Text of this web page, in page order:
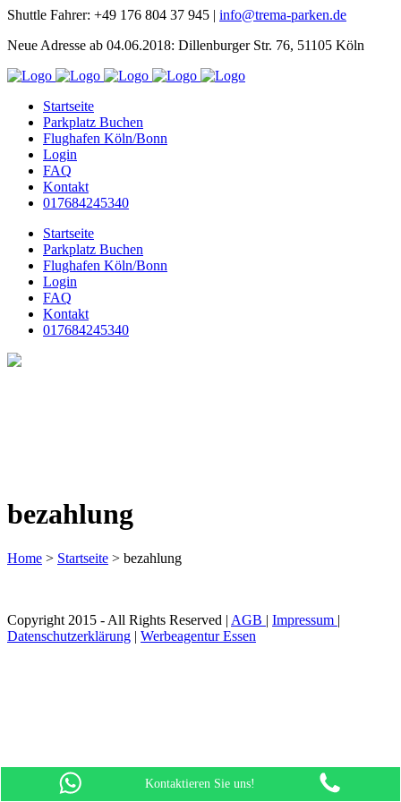
Shuttle Fahrer: +49 176 804 37 945 | info@trema-parken.de
Neue Adresse ab 04.06.2018: Dillenburger Str. 76, 51105 Köln
Startseite
Parkplatz Buchen
Flughafen Köln/Bonn
Login
FAQ
Kontakt
017684245340
Startseite
Parkplatz Buchen
Flughafen Köln/Bonn
Login
FAQ
Kontakt
017684245340
bezahlung
Home > Startseite > bezahlung
Copyright 2015 - All Rights Reserved | AGB | Impressum |
Datenschutzerklärung | Werbeagentur Essen
Kontaktieren Sie uns!